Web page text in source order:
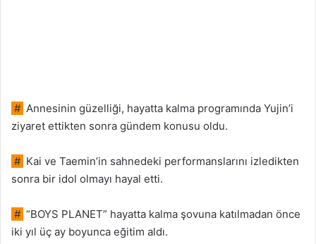
# Annesinin güzelliği, hayatta kalma programında Yujin’i
ziyaret ettikten sonra gündem konusu oldu.
# Kai ve Taemin’in sahnedeki performanslarını izledikten
sonra bir idol olmayı hayal etti.
# “BOYS PLANET” hayatta kalma şovuna katılmadan önce
iki yıl üç ay boyunca eğitim aldı.